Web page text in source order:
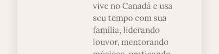
vive no Canadá e usa
seu tempo com sua
família, liderando
louvor, mentorando